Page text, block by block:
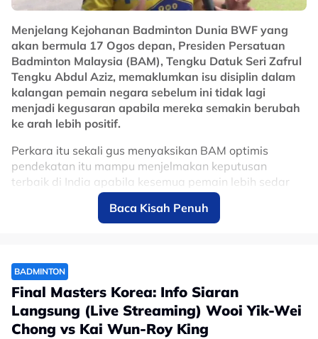
Menjelang Kejohanan Badminton Dunia BWF yang
akan bermula 17 Ogos depan, Presiden Persatuan
Badminton Malaysia (BAM), Tengku Datuk Seri Zafrul
Tengku Abdul Aziz, memaklumkan isu disiplin dalam
kalangan pemain negara sebelum ini tidak lagi
menjadi kegusaran apabila mereka semakin berubah
ke arah lebih positif.
Perkara itu sekali gus menyaksikan BAM optimis
pendekatan itu mampu menjelmakan keputusan
terbaik di India apabila kesemua pemain lebih sedar
akan komitmen diperlukan untuk tampil cemerlang.
Tengku Zafrul yang membuat penampilan khas di Klinik
daripada aspek corak permainan serta cara pemain
mengawal mental ketika beraksi.
"Perbincangan saya dengan pasukan kami
terutamanya jurulatih-jurulatih, kami memang
Baca Kisah Penuh
BADMINTON
Final Masters Korea: Info Siaran
Langsung (Live Streaming) Wooi Yik-Wei
Chong vs Kai Wun-Roy King